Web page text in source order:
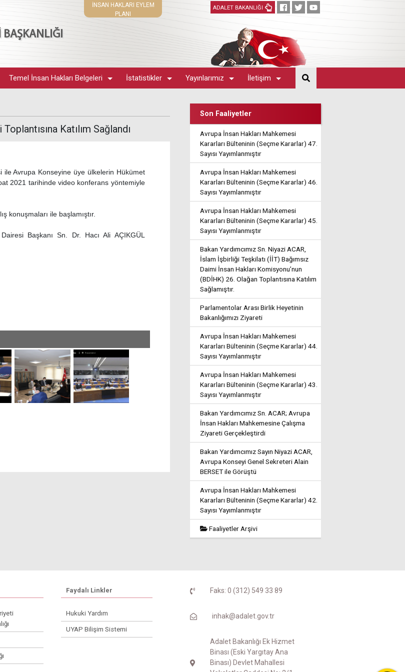
BAŞKANLIĞI
İNSAN HAKLARI EYLEM
PLANI
ADALET BAKANLIĞI
Temel İnsan Hakları Belgeleri İstatistikler Yayınlarımız İletişim
Katılım Sağlandı
ile Avrupa Konseyine üye ülkelerin Hükümet
2021 tarihinde video konferans yöntemiyle
konuşmaları ile başlamıştır.
Başkanı Sn. Dr. Hacı Ali AÇIKGÜL
Son Faaliyetler
Avrupa İnsan Hakları Mahkemesi
Kararları Bülteninin (Seçme Kararlar) 47.
Sayısı Yayımlanmıştır
Avrupa İnsan Hakları Mahkemesi
Kararları Bülteninin (Seçme Kararlar) 46.
Sayısı Yayımlanmıştır
Avrupa İnsan Hakları Mahkemesi
Kararları Bülteninin (Seçme Kararlar) 45.
Sayısı Yayımlanmıştır
Bakan Yardımcımız Sn. Niyazi ACAR,
İslam İşbirliği Teşkilatı (İİT) Bağımsız
Daimi İnsan Hakları Komisyonu’nun
(BDİHK) 26. Olağan Toplantısına Katılım
Sağlamıştır.
Parlamentolar Arası Birlik Heyetinin
Bakanlığımızı Ziyareti
Avrupa İnsan Hakları Mahkemesi
Kararları Bülteninin (Seçme Kararlar) 44.
Sayısı Yayımlanmıştır
Avrupa İnsan Hakları Mahkemesi
Kararları Bülteninin (Seçme Kararlar) 43.
Sayısı Yayımlanmıştır
Bakan Yardımcımız Sn. ACAR; Avrupa
İnsan Hakları Mahkemesine Çalışma
Ziyareti Gerçekleştirdi
Bakan Yardımcımız Sayın Niyazi ACAR,
Avrupa Konseyi Genel Sekreteri Alain
BERSET ile Görüştü
Avrupa İnsan Hakları Mahkemesi
Kararları Bülteninin (Seçme Kararlar) 42.
Sayısı Yayımlanmıştır
Faaliyetler Arşivi
Faydalı Linkler
Hukuki Yardım
UYAP Bilişim Sistemi
Faks: 0 (312) 549 33 89
inhak@adalet.gov.tr
Adalet Bakanlığı Ek Hizmet
Binası (Eski Yargıtay Ana
Binası) Devlet Mahallesi